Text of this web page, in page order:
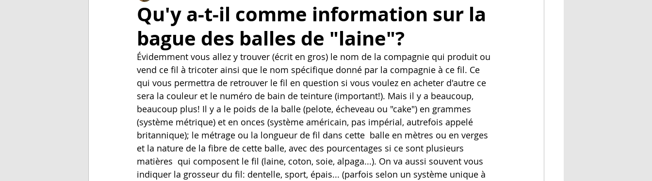
Qu'y a-t-il comme information sur la
bague des balles de "laine"?
Évidemment vous allez y trouver (écrit en gros) le nom de la compagnie qui produit ou
vend ce fil à tricoter ainsi que le nom spécifique donné par la compagnie à ce fil. Ce
qui vous permettra de retrouver le fil en question si vous voulez en acheter d'autre ce
sera la couleur et le numéro de bain de teinture (important!). Mais il y a beaucoup,
beaucoup plus! Il y a le poids de la balle (pelote, écheveau ou "cake") en grammes
(système métrique) et en onces (système américain, pas impérial, autrefois appelé
britannique); le métrage ou la longueur de fil dans cette  balle en mètres ou en verges
et la nature de la fibre de cette balle, avec des pourcentages si ce sont plusieurs
matières  qui composent le fil (laine, coton, soie, alpaga...). On va aussi souvent vous
indiquer la grosseur du fil: dentelle, sport, épais... (parfois selon un système unique à